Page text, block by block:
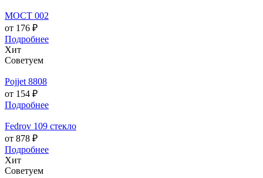
МОСТ 002
от 176 ₽
Подробнее
Хит
Советуем
Pojjet 8808
от 154 ₽
Подробнее
Fedrov 109 стекло
от 878 ₽
Подробнее
Хит
Советуем